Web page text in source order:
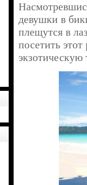
девушки в
плещутся в
посетить
экзотическую